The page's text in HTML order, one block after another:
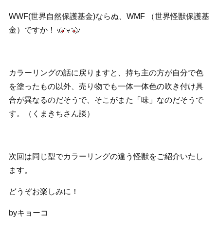
WWF(世界自然保護基金)ならぬ、WMF （世界怪獣保護基
金）ですか！
カラーリングの話に戻りますと、持ち主の方が自分で色
を塗ったもの以外、売り物でも一体一体色の吹き付け具
合が異なるのだそうで、そこがまた「味」なのだそうで
す。（くまきちさん談）
次回は同じ型でカラーリングの違う怪獣をご紹介いたし
ます。
どうぞお楽しみに！
byキョーコ